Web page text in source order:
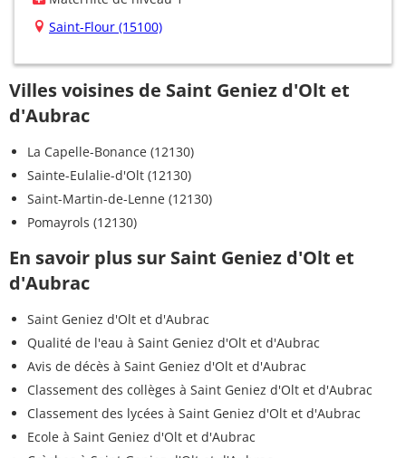
Saint-Flour (15100)
Villes voisines de Saint Geniez d'Olt et
d'Aubrac
La Capelle-Bonance (12130)
Sainte-Eulalie-d'Olt (12130)
Saint-Martin-de-Lenne (12130)
Pomayrols (12130)
En savoir plus sur Saint Geniez d'Olt et
d'Aubrac
Saint Geniez d'Olt et d'Aubrac
Qualité de l'eau à Saint Geniez d'Olt et d'Aubrac
Avis de décès à Saint Geniez d'Olt et d'Aubrac
Classement des collèges à Saint Geniez d'Olt et d'Aubrac
Classement des lycées à Saint Geniez d'Olt et d'Aubrac
Ecole à Saint Geniez d'Olt et d'Aubrac